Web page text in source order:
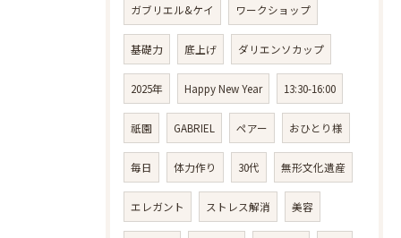
ガブリエル&ケイ ワークショップ
基礎力 底上げ ダリエンソカップ
2025年 Happy New Year 13:30-16:00
祇園 GABRIEL ペアー おひとり様
毎日 体力作り 30代 無形文化遺産
エレガント ストレス解消 美容